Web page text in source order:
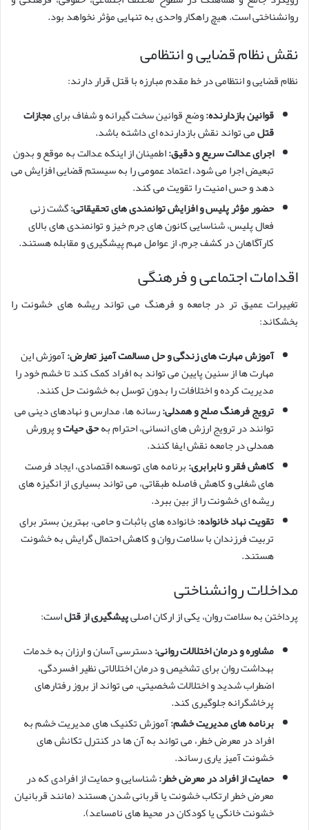
روانشناختی است. هیچ راهکار واحدی به تنهایی مؤثر نخواهد بود.
نقش نظام قضایی و انتظامی
نظام قضایی و انتظامی در خط مقدم مبارزه با قتل قرار دارند:
قوانین بازدارنده:وضع قوانین سخت گیرانه و شفاف برایمجازات
قتلمی تواند نقش بازدارنده ای داشته باشد.
اجرای عدالت سریع و دقیق:اطمینان از اینکه عدالت به موقع و بدون
تبعیض اجرا می شود، اعتماد عمومی را به سیستم قضایی افزایش می
دهد و حس امنیت را تقویت می کند.
حضور مؤثر پلیس و افزایش توانمندی های تحقیقاتی:گشت زنی
فعال پلیس، شناسایی کانون های جرم خیز و توانمندی های بالای
کارآگاهان در کشف جرم، از عوامل مهم پیشگیری و مقابله هستند.
اقدامات اجتماعی و فرهنگی
تغییرات عمیق تر در جامعه و فرهنگ می تواند ریشه های خشونت را
بخشکاند:
آموزش مهارت های زندگی و حل مسالمت آمیز تعارض:آموزش این
مهارت ها از سنین پایین می تواند به افراد کمک کند تا خشم خود را
مدیریت کرده و اختلافات را بدون توسل به خشونت حل کنند.
ترویج فرهنگ صلح و همدلی:رسانه ها، مدارس و نهادهای دینی می
توانند در ترویج ارزش های انسانی، احترام بهحق حیاتو پرورش
همدلی در جامعه نقش ایفا کنند.
کاهش فقر و نابرابری:برنامه های توسعه اقتصادی، ایجاد فرصت
های شغلی و کاهش فاصله طبقاتی، می تواند بسیاری از انگیزه های
ریشه ای خشونت را از بین ببرد.
تقویت نهاد خانواده:خانواده های باثبات و حامی، بهترین بستر برای
تربیت فرزندان با سلامت روان و کاهش احتمال گرایش به خشونت
هستند.
مداخلات روانشناختی
پرداختن به سلامت روان، یکی از ارکان اصلیپیشگیری از قتلاست:
مشاوره و درمان اختلالات روانی:دسترسی آسان و ارزان به خدمات
بهداشت روان برای تشخیص و درمان اختلالاتی نظیر افسردگی،
اضطراب شدید و اختلالات شخصیتی، می تواند از بروز رفتارهای
پرخاشگرانه جلوگیری کند.
برنامه های مدیریت خشم:آموزش تکنیک های مدیریت خشم به
افراد در معرض خطر، می تواند به آن ها در کنترل تکانش های
خشونت آمیز یاری رساند.
حمایت از افراد در معرض خطر:شناسایی و حمایت از افرادی که در
معرض خطر ارتکاب خشونت یا قربانی شدن هستند (مانند قربانیان
خشونت خانگی یا کودکان در محیط های نامساعد).